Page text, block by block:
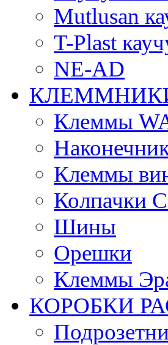
Mutlusan
T-Plast
NE-AD
Клеммы
Клеммы
Колпачки
Шины
Орешки
Клеммы
КОРОБКИ